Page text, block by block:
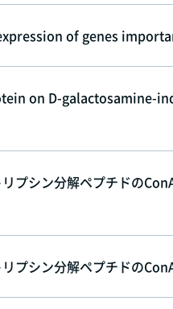
of genes
on D-galactosamine-
プシン分解ペプチドの
シン分解ペプチドの